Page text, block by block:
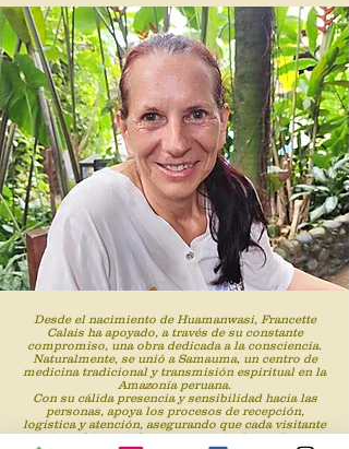
Desde el nacimiento de Huamanwasi, Francette
Calais ha apoyado, a través de su constante
compromiso, una obra dedicada a la consciencia.
Naturalmente, se unió a Samauma, un centro de
medicina tradicional y transmisión espiritual en la
Amazonía peruana.
Con su cálida presencia y sensibilidad hacia las
personas, apoya los procesos de recepción,
logística y atención, asegurando que cada visitante
se sienta bienvenido en un espacio de confianza y